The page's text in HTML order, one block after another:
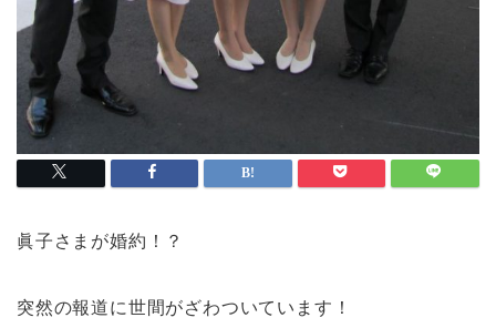
眞子さまが婚約！？
突然の報道に世間がざわついています！